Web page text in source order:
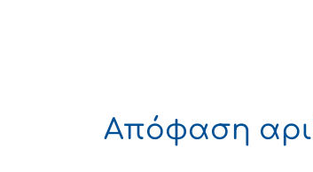
Απόφαση